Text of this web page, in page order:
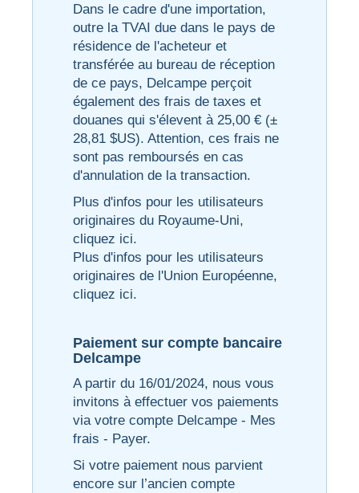
Dans le cadre d'une importation,
outre la TVAI due dans le pays de
résidence de l'acheteur et
transférée au bureau de réception
de ce pays, Delcampe perçoit
également des frais de taxes et
douanes qui s'élevent à 25,00 € (±
28,81 $US). Attention, ces frais ne
sont pas remboursés en cas
d'annulation de la transaction.
Plus d'infos pour les utilisateurs
originaires du Royaume-Uni,
cliquez ici.
Plus d'infos pour les utilisateurs
originaires de l'Union Européenne,
cliquez ici.
Paiement sur compte bancaire
Delcampe
A partir du 16/01/2024, nous vous
invitons à effectuer vos paiements
via votre compte Delcampe - Mes
frais - Payer.
Si votre paiement nous parvient
encore sur l’ancien compte